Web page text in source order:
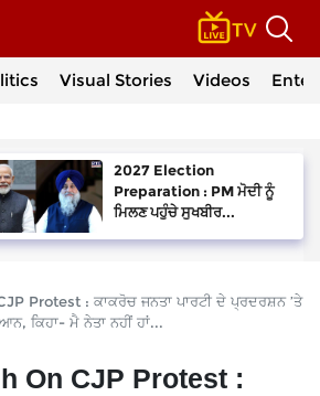
Visual Stories Videos
2027 Election
Preparation : PM ਮੋਦੀ ਨੂੰ
ਮਿਲਣ ਪਹੁੰਚੇ ਸੁਖਬੀਰ...
Protest : ਕਾਕਰੋਚ ਜਨਤਾ ਪਾਰਟੀ ਦੇ ਪ੍ਰਦਰਸ਼ਨ ’ਤੇ
ਕਿਹਾ- ਮੈ ਨੇਤਾ ਨਹੀਂ ਹਾਂ...
On CJP Protest :